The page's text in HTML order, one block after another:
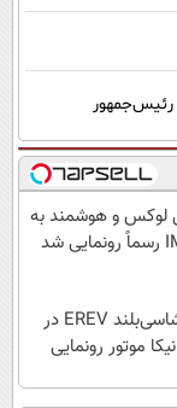
لوکس و هوشمند به
لوکس‌ترین شاسی‌بلند EREV در
موتور رونمایی